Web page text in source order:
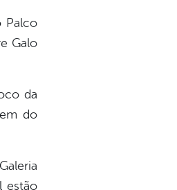
Palco
Galo
da
do
estão